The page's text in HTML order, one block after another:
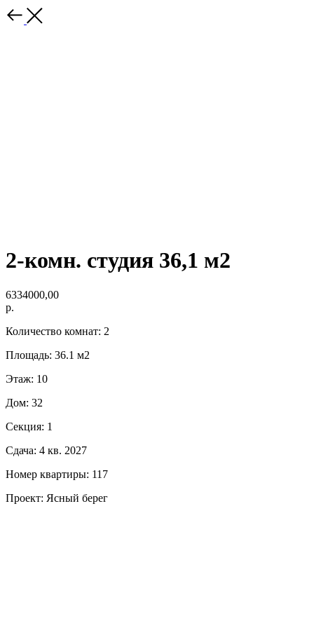
2-комн. студия 36,1 м2
6334000,00
р.
Количество комнат: 2
Площадь: 36.1 м2
Этаж: 10
Дом: 32
Секция: 1
Сдача: 4 кв. 2027
Номер квартиры: 117
Проект: Ясный берег